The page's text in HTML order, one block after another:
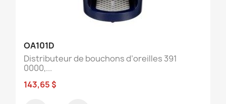
OA101D
Distributeur de bouchons d’oreilles 391
0000,...
143,65 $